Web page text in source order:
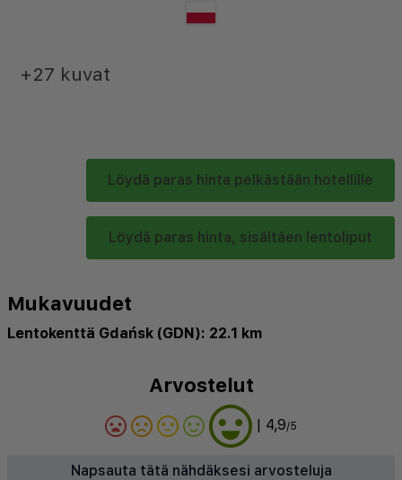
Löydä paras hinta pelkästään hotellille
Löydä paras hinta, sisältäen lentoliput
+27 kuvat
Mukavuudet
Lentokenttä Gdańsk (GDN): 22.1 km
Arvostelut
| 4,9/5
Napsauta tätä nähdäksesi arvosteluja